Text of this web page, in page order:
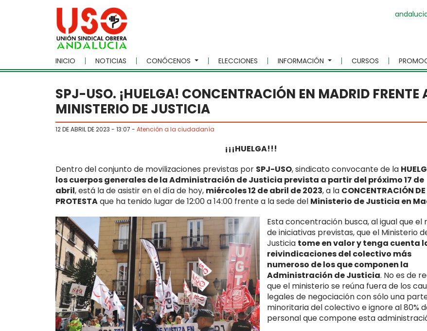
Skip to main content
INICIO NOTICIAS CONÓCENOS ELECCIONES INFORMACIÓN CURSOS
SPJ-USO. ¡HUELGA! CONCENTRACIÓN EN MADRID FRENTE
MINISTERIO DE JUSTICIA
12 DE ABRIL DE 2023 - 13:07 - Atención a la ciudadanía
¡¡¡HUELGA!!!
Dentro del conjunto de movilizaciones previstas por SPJ-USO, sindicato convocante de la
los cuerpos generales de la Administración de Justicia prevista a partir del próximo 17 de
abril, está la de asistir en el día de hoy, miércoles 12 de abril de 2023, a la CONCENTRACIÓN DE
PROTESTAque ha tenido lugar de 12:00 a 14:00 frente a la sede del Ministerio de Justicia en
Esta concentración busca, al igual que el
de iniciativas previstas, que el Ministerio
Justicia tome en valor y tenga cuenta
reivindicaciones del colectivo más
numeroso de los que componen la
Administración de Justicia. No es de
que el ministerio se reúna fuera de los
legales de negociación con sólo una
minoritaria del colectivo e ignore al 80%
personal que compone esta